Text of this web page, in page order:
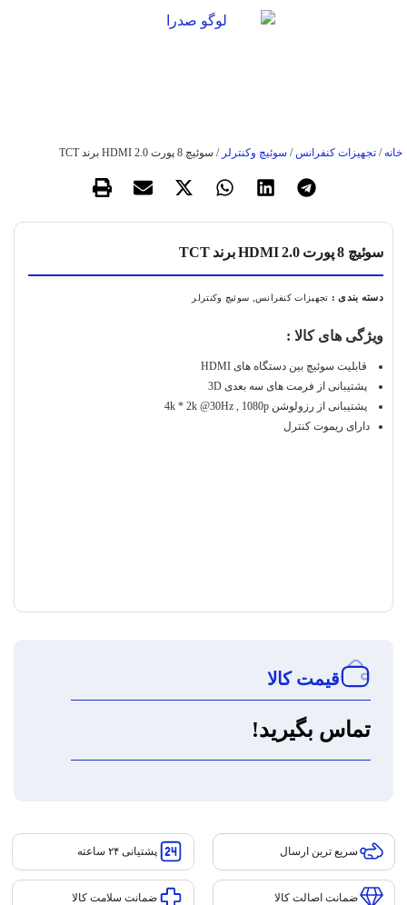
خانه / تجهیزات کنفرانس/ سوئیچ وکنترلر / سوئيچ 8 پورت 2.0 HDMI برند TCT
سوئيچ 8 پورت 2.0 HDMI برند TCT
دسته بندی : تجهیزات کنفرانس سوئیچ وکنترلر
ویژگی های کالا :
قابلیت سوئیچ بین دستگاه های HDMI
پشتیبانی از فرمت های سه بعدی 3D
پشتیبانی از رزولوشن 4k * 2k @30Hz , 1080p
دارای ریموت کنترل
قیمت کالا
تماس بگیرید!
سریع ترین ارسال پشتیانی ۲۴ ساعته
ضمانت اصالت کالا ضمانت سلامت کالا